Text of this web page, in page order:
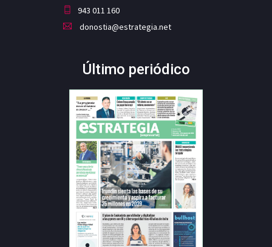
943 011 160
donostia@estrategia.net
Último periódico